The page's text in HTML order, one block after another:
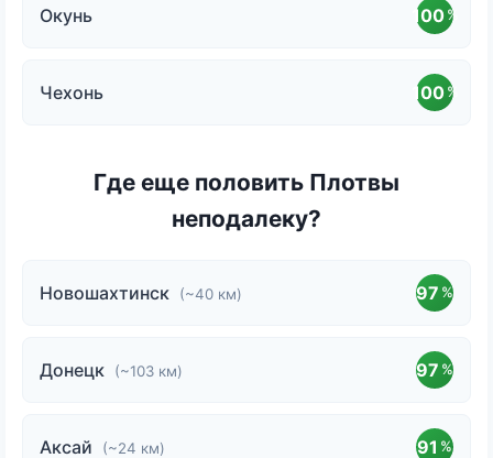
Окунь 100 %
Чехонь 100 %
Где еще половить Плотвы
неподалеку?
Новошахтинск (~40 км) 97 %
Донецк (~103 км) 97 %
Аксай (~24 км) 91 %